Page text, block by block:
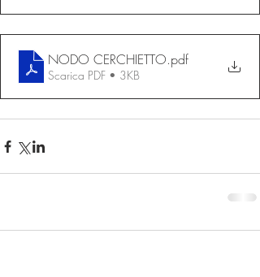
NODO CERCHIETTO.pdf
Scarica PDF • 3KB